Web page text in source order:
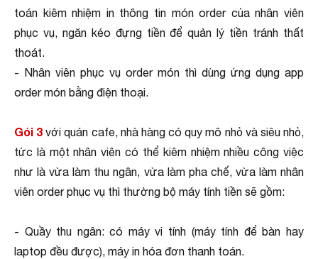
toán kiêm nhiệm in thông tin món order của nhân viên
phục vụ, ngăn kéo đựng tiền để quản lý tiền tránh thất
thoát.
- Nhân viên phục vụ order món thì dùng ứng dụng app
order món bằng điện thoại.
Gói 3 với quán cafe, nhà hàng có quy mô nhỏ và siêu nhỏ,
tức là một nhân viên có thể kiêm nhiệm nhiều công việc
như là vừa làm thu ngân, vừa làm pha chế, vừa làm nhân
viên order phục vụ thì thường bộ máy tính tiền sẽ gồm:
- Quầy thu ngân: có máy vi tính (máy tính để bàn hay
laptop đều được), máy in hóa đơn thanh toán.